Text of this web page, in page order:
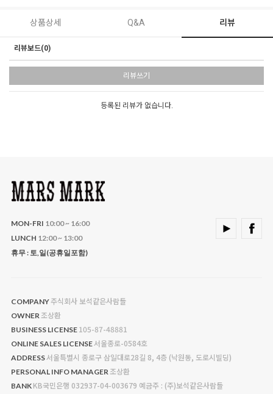
상품상세 Q&A 리뷰
리뷰보드(0)
리뷰쓰기
등록된 리뷰가 없습니다.
MON-FRI 10:00 ~ 16:00
LUNCH 12:00 ~ 13:00
휴무 : 토,일(공휴일포함)
COMPANY 주식회사 보석같은사람들
OWNER 조상환
BUSINESS LICENSE 105-87-48881
ONLINE SALES LICENSE서울종로-0584호
ADDRESS서울특별시 종로구 삼일대로28길 8, 4층 (낙원동, 도로시빌딩)
PERSONAL INFO MANAGER 조상환
BANK KB국민은행 032937-04-003679 예금주 : (주)보석같은사람들